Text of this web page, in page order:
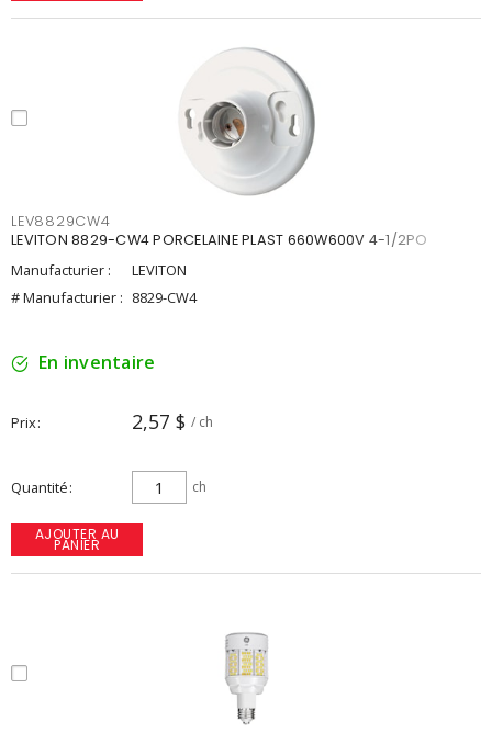
LEV8829CW4
LEVITON 8829-CW4 PORCELAINE PLAST 660W600V 4-1/2PO
Manufacturier :
LEVITON
# Manufacturier : 8829-CW4
En inventaire
Prix 2,57 $ / ch
Quantité ch
AJOUTER AU
PANIER